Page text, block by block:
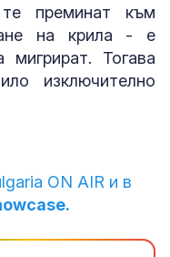
преминат към
на крила - е
Тогава
изключително
ON AIR и в